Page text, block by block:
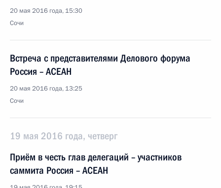
20 мая 2016 года, 15:30
Сочи
Встреча с представителями Делового форума
Россия – АСЕАН
20 мая 2016 года, 13:25
Сочи
19 мая 2016 года, четверг
Приём в честь глав делегаций – участников
саммита Россия – АСЕАН